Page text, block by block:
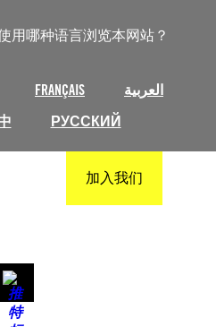
用哪种语言浏览本网站？
FRANÇAIS
العربية
РУССКИЙ
加入我们